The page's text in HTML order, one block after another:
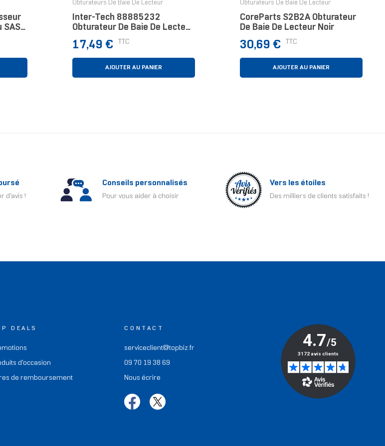
SAS
Obturateurs De Baie De Lecteur
Inter-Tech 88885232
Obturateur De Baie De Lecteur
2x 2,5" Panneau De Façade
Noir
Prix
17,49 € TTC
AJOUTER AU PANIER
Obturateurs De Baie De Lecteur
CoreParts S2B2A Obturateur
De Baie De Lecteur Noir
Prix
30,69 € TTC
AJOUTER AU PANIER
d'avis !
Conseils personnalisés
Pour vous aider à choisir
Vers les étoiles
Des milliers de clients satisfaits !
DEALS
d'occasion
de remboursement
CONTACT
serviceclient@topbiz.fr
09 70 19 38 69
Nous écrire